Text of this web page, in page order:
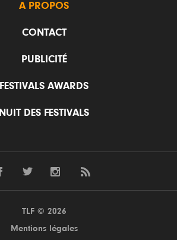
A PROPOS
CONTACT
PUBLICITÉ
FESTIVALS AWARDS
NUIT DES FESTIVALS
TLF © 2026
Mentions légales